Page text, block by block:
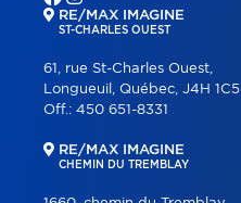
RE/MAX IMAGINE
ST-CHARLES OUEST
61, rue St-Charles Ouest,
Longueuil, Québec, J4H 1C5
Off.: 450 651-8331
RE/MAX IMAGINE
CHEMIN DU TREMBLAY